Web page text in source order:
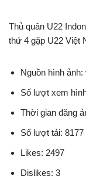
Thủ quân U22
thứ 4 gặp U22 Việt
Nguồn hình
Số lượt xem
Thời gian đăng
Số lượt tải: 8177
Likes: 2497
Dislikes: 3